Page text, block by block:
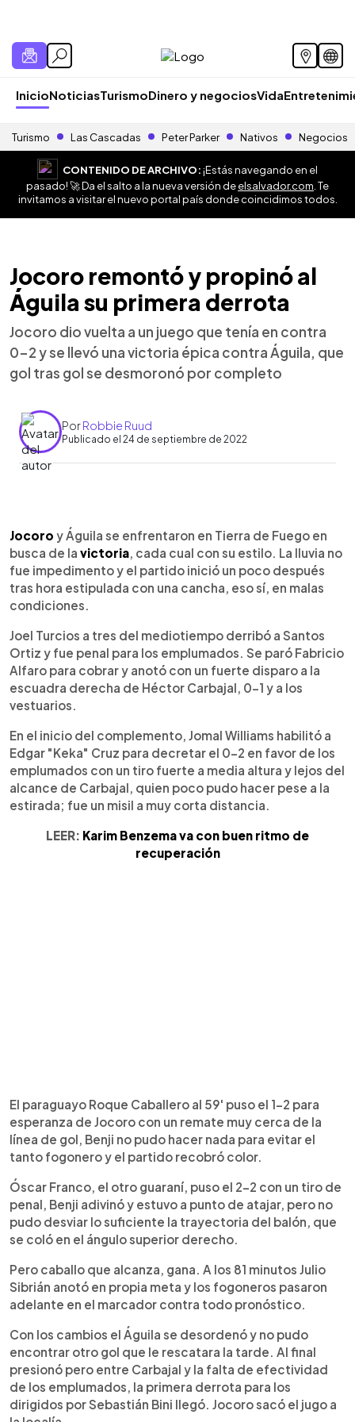
InicioNoticiasTurismoDinero y negociosVida
Turismo Las Cascadas Peter Parker Nativos Negocios
CONTENIDO DE ARCHIVO:¡Estás navegando en el
pasado! 🚀 Da el salto a la nueva versión deelsalvador.com . Te
invitamos a visitar el nuevo portal país donde coincidimos todos.
Jocoro remontó y propinó al
Águila su primera derrota
Jocoro dio vuelta a un juego que tenía en contra
0-2 y se llevó una victoria épica contra Águila, que
gol tras gol se desmoronó por completo
PorRobbie Ruud
Publicado el 24 de septiembre de 2022
Escuchar artículo
Jocoro y Águila se enfrentaron en Tierra de Fuego en
busca de la victoria, cada cual con su estilo. La lluvia no
fue impedimento y el partido inició un poco después
tras hora estipulada con una cancha, eso sí, en malas
condiciones.
Joel Turcios a tres del mediotiempo derribó a Santos
Ortiz y fue penal para los emplumados. Se paró Fabricio
Alfaro para cobrar y anotó con un fuerte disparo a la
escuadra derecha de Héctor Carbajal, 0-1 y a los
vestuarios.
En el inicio del complemento, Jomal Williams habilitó a
Edgar "Keka" Cruz para decretar el 0-2 en favor de los
emplumados con un tiro fuerte a media altura y lejos del
alcance de Carbajal, quien poco pudo hacer pese a la
estirada; fue un misil a muy corta distancia.
LEER: Karim Benzema va con buen ritmo de
recuperación
El paraguayo Roque Caballero al 59' puso el 1-2 para
esperanza de Jocoro con un remate muy cerca de la
línea de gol, Benji no pudo hacer nada para evitar el
tanto fogonero y el partido recobró color.
Óscar Franco, el otro guaraní, puso el 2-2 con un tiro de
penal, Benji adivinó y estuvo a punto de atajar, pero no
pudo desviar lo suficiente la trayectoria del balón, que
se coló en el ángulo superior derecho.
Pero caballo que alcanza, gana. A los 81 minutos Julio
Sibrián anotó en propia meta y los fogoneros pasaron
adelante en el marcador contra todo pronóstico.
Con los cambios el Águila se desordenó y no pudo
encontrar otro gol que le rescatara la tarde. Al final
presionó pero entre Carbajal y la falta de efectividad
de los emplumados, la primera derrota para los
dirigidos por Sebastián Bini llegó. Jocoro sacó el jugo a